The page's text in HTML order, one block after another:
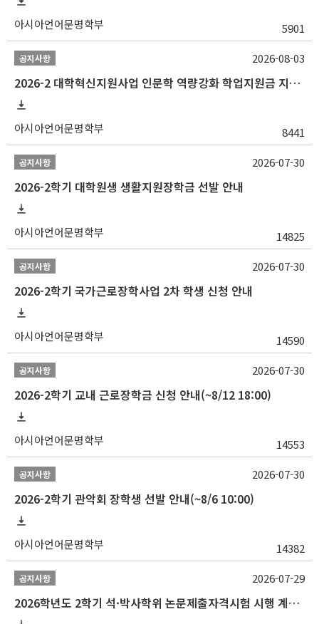
아시아언어문명학부 5901
공지사항
2026-2 대학혁신지원사업 인문학 역량강화 학업지원금 지원 선발 안내 (학/석/박사)
아시아언어문명학부 8441
2026-08-03
공지사항
2026-2학기 대학원생 생활지원장학금 선발 안내
아시아언어문명학부 14825
2026-07-30
공지사항
2026-2학기 국가근로장학사업 2차 학생 신청 안내
아시아언어문명학부 14590
2026-07-30
공지사항
2026-2학기 교내 근로장학금 신청 안내(~8/12 18:00)
아시아언어문명학부 14553
2026-07-30
공지사항
2026-2학기 관악회 장학생 선발 안내(~8/6 10:00)
아시아언어문명학부 14382
2026-07-30
공지사항
2026학년도 2학기 석·박사학위 논문제출자격시험 시행 계획 공고
2026-07-29